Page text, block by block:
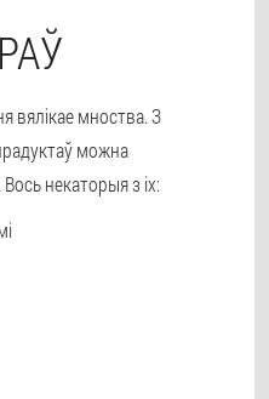
вялікае мноства. З
можна
некаторыя з іх: